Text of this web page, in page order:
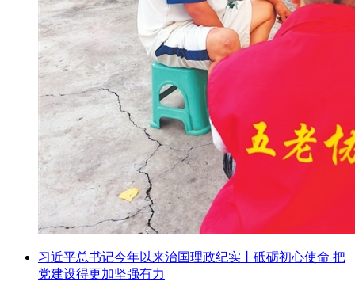
习近平总书记今年以来治国理政纪实丨砥砺初心使命 把
党建设得更加坚强有力